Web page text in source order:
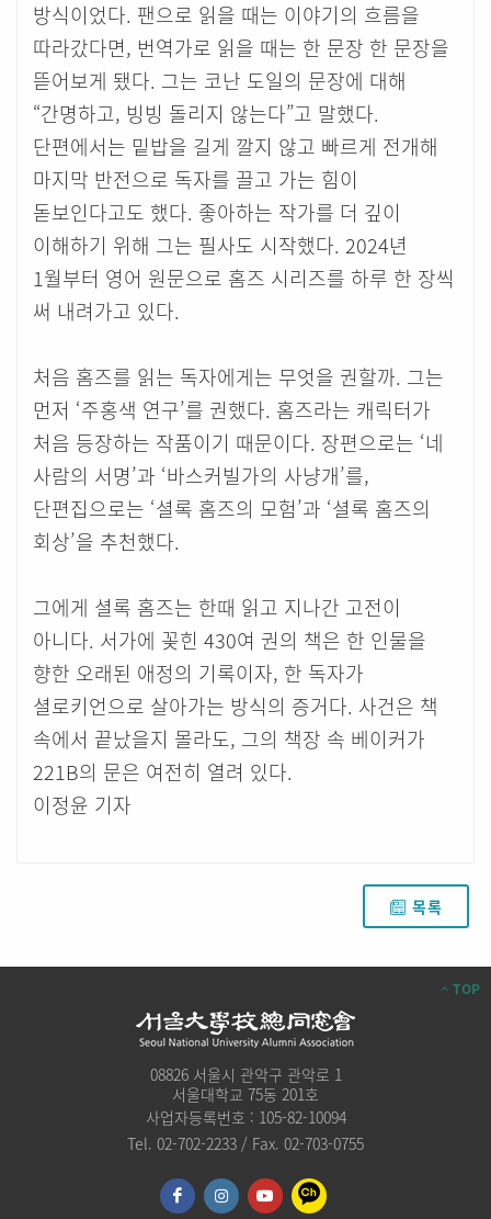
방식이었다. 팬으로 읽을 때는 이야기의 흐름을
따라갔다면, 번역가로 읽을 때는 한 문장 한 문장을
뜯어보게 됐다. 그는 코난 도일의 문장에 대해
“간명하고, 빙빙 돌리지 않는다”고 말했다.
단편에서는 밑밥을 길게 깔지 않고 빠르게 전개해
마지막 반전으로 독자를 끌고 가는 힘이
돋보인다고도 했다. 좋아하는 작가를 더 깊이
이해하기 위해 그는 필사도 시작했다. 2024년
1월부터 영어 원문으로 홈즈 시리즈를 하루 한 장씩
써 내려가고 있다.
처음 홈즈를 읽는 독자에게는 무엇을 권할까. 그는
먼저 ‘주홍색 연구’를 권했다. 홈즈라는 캐릭터가
처음 등장하는 작품이기 때문이다. 장편으로는 ‘네
사람의 서명’과 ‘바스커빌가의 사냥개’를,
단편집으로는 ‘셜록 홈즈의 모험’과 ‘셜록 홈즈의
회상’을 추천했다.
그에게 셜록 홈즈는 한때 읽고 지나간 고전이
아니다. 서가에 꽂힌 430여 권의 책은 한 인물을
향한 오래된 애정의 기록이자, 한 독자가
셜로키언으로 살아가는 방식의 증거다. 사건은 책
속에서 끝났을지 몰라도, 그의 책장 속 베이커가
221B의 문은 여전히 열려 있다.
이정윤 기자
목록
TOP
08826 서울시 관악구 관악로 1
서울대학교 75동 201호
사업자등록번호 : 105-82-10094
Tel. 02-702-2233 / Fax. 02-703-0755